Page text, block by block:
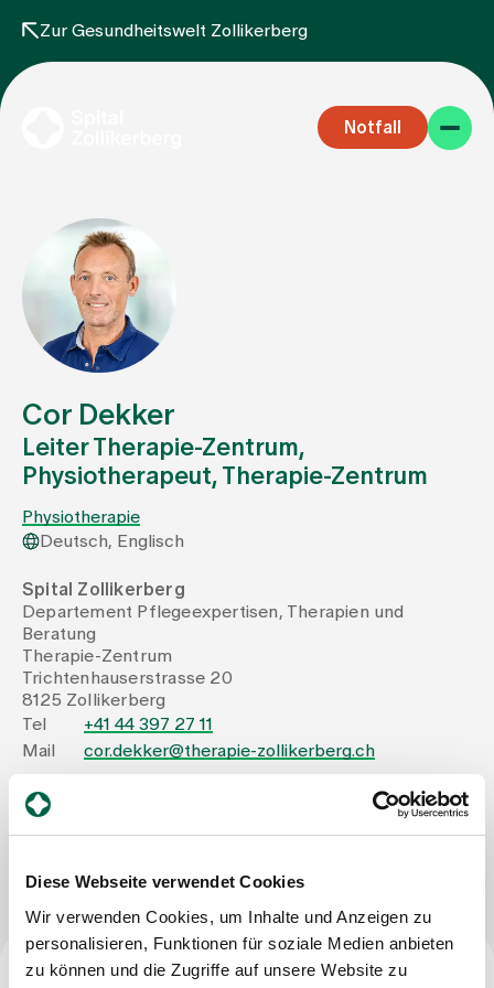
Diese Webseite verwendet Cookies
Wir verwenden Cookies, um Inhalte und Anzeigen zu
personalisieren, Funktionen für soziale Medien anbieten
zu können und die Zugriffe auf unsere Website zu
Zur Gesundheitswelt Zollikerberg
Notfall
Fachbereiche
Aufenthalt
Team
Zuweisende
Events
Über uns
Kontakt
Babygalerie
Blog
Cor Dekker
Leiter Therapie-Zentrum,
Physiotherapeut, Therapie-Zentrum
Physiotherapie
Deutsch, Englisch
Spital Zollikerberg
Departement Pflegeexpertisen, Therapien und
Beratung
Therapie-Zentrum
Trichtenhauserstrasse 20
8125 Zollikerberg
Tel
+41 44 397 27 11
Mail
cor.dekker@therapie-zollikerberg.ch